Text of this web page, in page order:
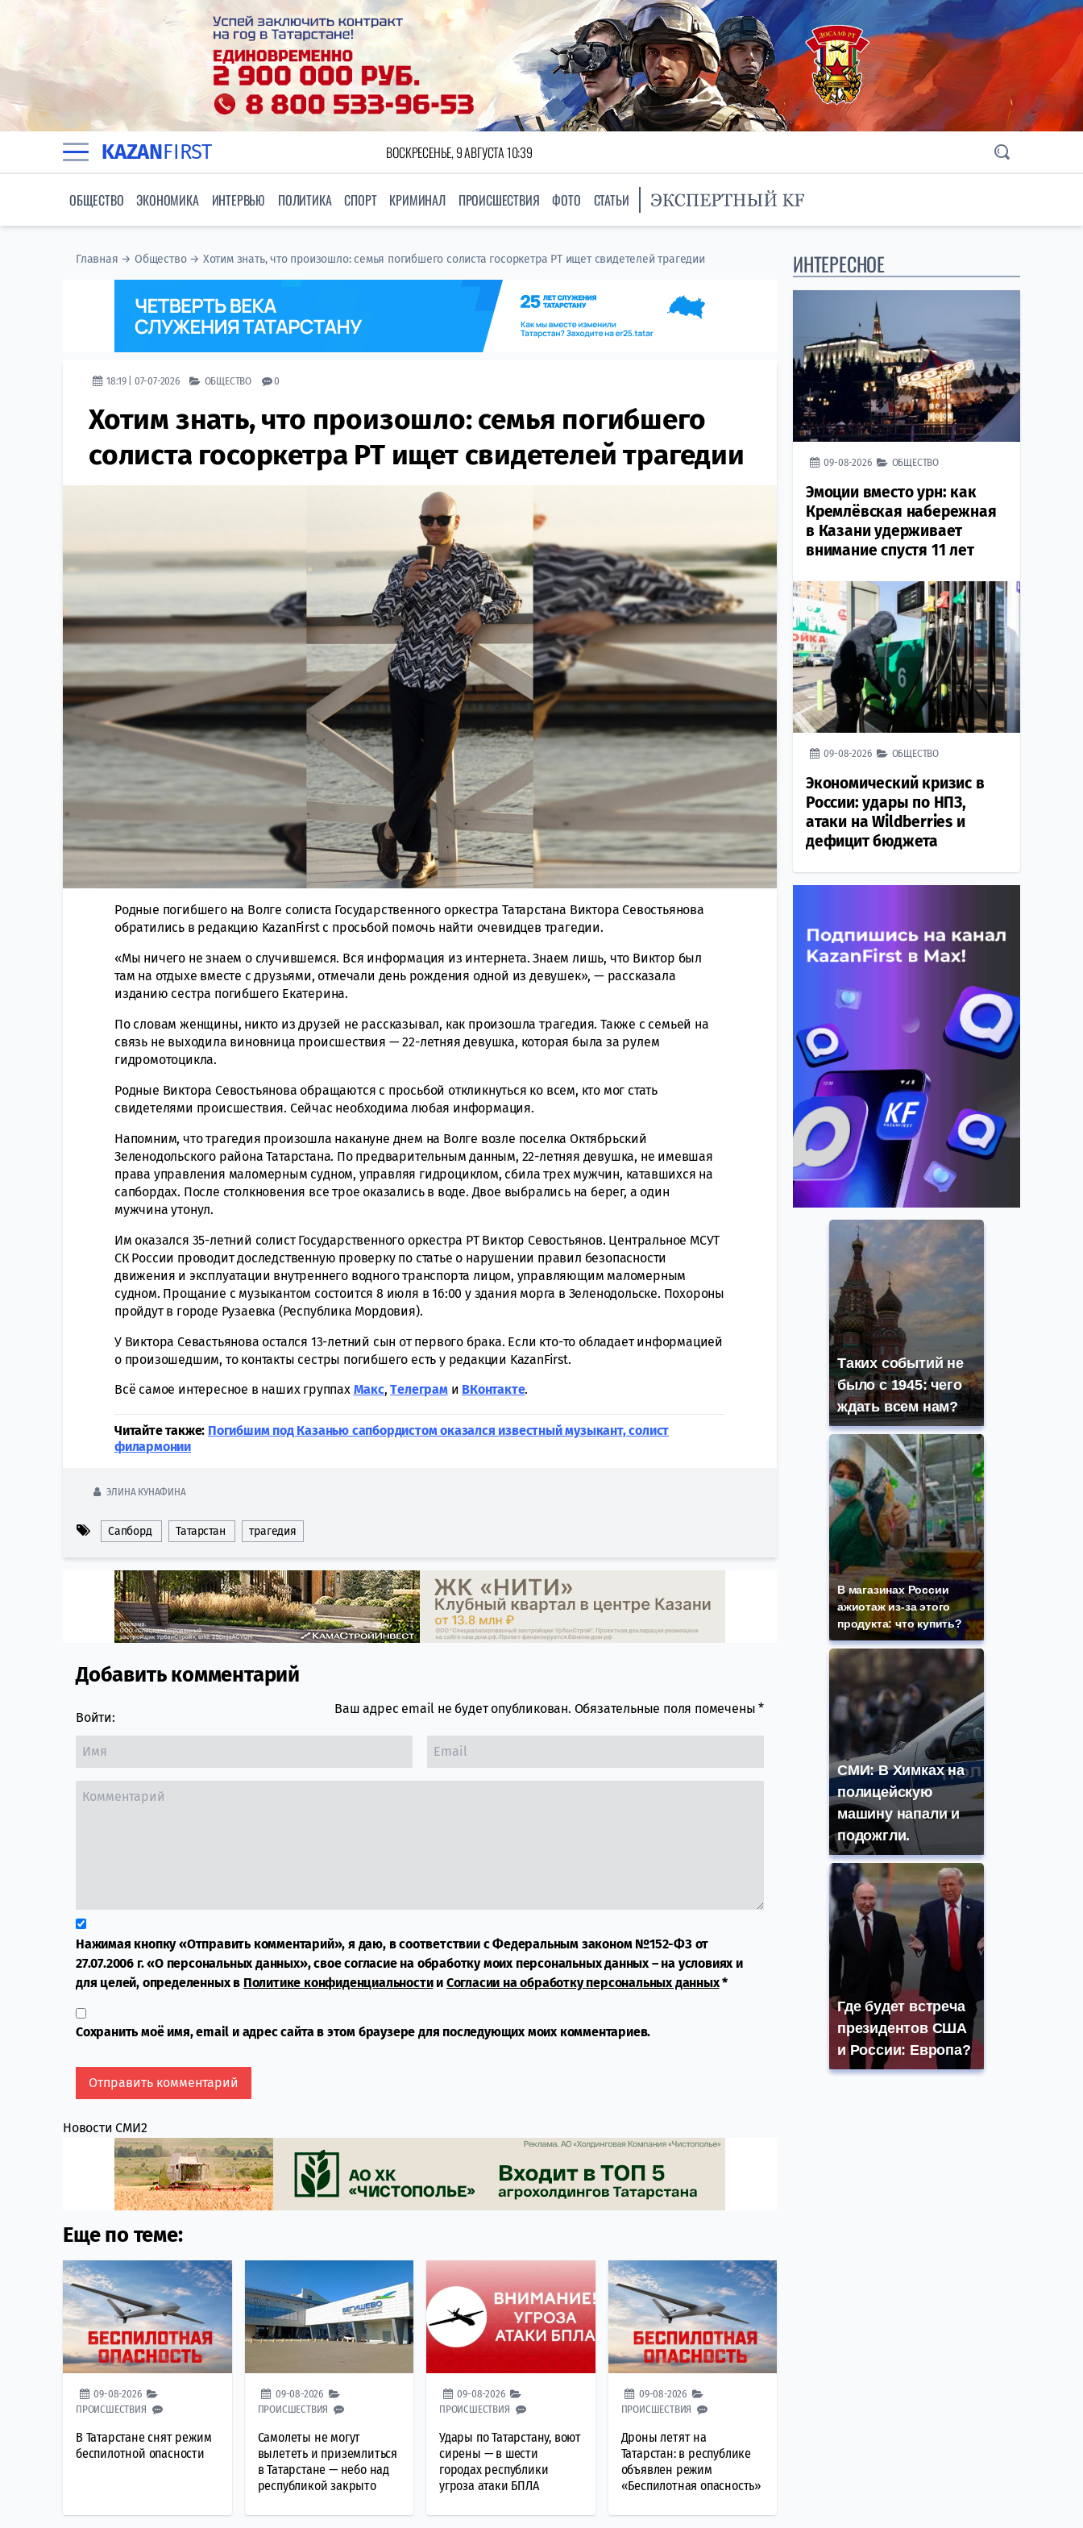
KAZANFIRST ВОСКРЕСЕНЬЕ, 9 АВГУСТА 10:39
ОБЩЕСТВО ЭКОНОМИКА ИНТЕРВЬЮ ПОЛИТИКА СПОРТ КРИМИНАЛ ПРОИСШЕСТВИЯ ФОТО СТАТЬИ
Главная →Общество→ Хотим знать, что произошло: семья погибшего солиста госоркетра РТ ищет свидетелей трагедии
18:19 | 07-07-2026 ОБЩЕСТВО 0
Хотим знать, что произошло: семья погибшего
солиста госоркетра РТ ищет свидетелей трагедии
Родные погибшего на Волге солиста Государственного оркестра Татарстана Виктора Севостьянова
обратились в редакцию KazanFirst с просьбой помочь найти очевидцев трагедии.
«Мы ничего не знаем о случившемся. Вся информация из интернета. Знаем лишь, что Виктор был
там на отдыхе вместе с друзьями, отмечали день рождения одной из девушек», — рассказала
изданию сестра погибшего Екатерина.
По словам женщины, никто из друзей не рассказывал, как произошла трагедия. Также с семьей на
связь не выходила виновница происшествия — 22-летняя девушка, которая была за рулем
гидромотоцикла.
Родные Виктора Севостьянова обращаются с просьбой откликнуться ко всем, кто мог стать
свидетелями происшествия. Сейчас необходима любая информация.
Напомним, что трагедия произошла накануне днем на Волге возле поселка Октябрьский
Зеленодольского района Татарстана. По предварительным данным, 22-летняя девушка, не имевшая
права управления маломерным судном, управляя гидроциклом, сбила трех мужчин, катавшихся на
сапбордах. После столкновения все трое оказались в воде. Двое выбрались на берег, а один
мужчина утонул.
Им оказался 35-летний солист Государственного оркестра РТ Виктор Севостьянов. Центральное МСУТ
СК России проводит доследственную проверку по статье о нарушении правил безопасности
движения и эксплуатации внутреннего водного транспорта лицом, управляющим маломерным
судном. Прощание с музыкантом состоится 8 июля в 16:00 у здания морга в Зеленодольске. Похороны
пройдут в городе Рузаевка (Республика Мордовия).
У Виктора Севастьянова остался 13-летний сын от первого брака. Если кто-то обладает информацией
о произошедшим, то контакты сестры погибшего есть у редакции KazanFirst.
Всё самое интересное в наших группах Макс,Tелеграми ВКонтакте.
Читайте также: Погибшим под Казанью сапбордистом оказался известный музыкант, солист
филармонии
ЭЛИНА КУНАФИНА
Сапборд Татарстан трагедия
Comment section
Добавить комментарий
Войти:
Ваш адрес email не будет опубликован. Обязательные поля помечены*
Нажимая кнопку «Отправить комментарий», я даю, в соответствии с Федеральным законом №152-ФЗ от
27.07.2006 г. «О персональных данных», свое согласие на обработку моих персональных данных – на условиях и
для целей, определенных в Политике конфиденциальностии Согласии на обработку персональных данных*
Сохранить моё имя, email и адрес сайта в этом браузере для последующих моих комментариев.
Новости СМИ2
Еще по теме:
09-08-2026
ПРОИСШЕСТВИЯ
В Татарстане снят режим
беспилотной опасности
09-08-2026
ПРОИСШЕСТВИЯ
Самолеты не могут
вылететь и приземлиться
в Татарстане — небо над
республикой закрыто
09-08-2026
ПРОИСШЕСТВИЯ
Удары по Татарстану, воют
сирены — в шести
городах республики
угроза атаки БПЛА
09-08-2026
ПРОИСШЕСТВИЯ
Дроны летят на
Татарстан: в республике
объявлен режим
«Беспилотная опасность»
ИНТЕРЕСНОЕ
09-08-2026 ОБЩЕСТВО
Эмоции вместо урн: как
Кремлёвская набережная
в Казани удерживает
внимание спустя 11 лет
09-08-2026 ОБЩЕСТВО
Экономический кризис в
России: удары по НПЗ,
атаки на Wildberries и
дефицит бюджета
Таких событий не
было с 1945: чего
ждать всем нам?
В магазинах России
ажиотаж из-за этого
продукта: что купить?
СМИ: В Химках на
полицейскую
машину напали и
подожгли.
Где будет встреча
президентов США
и России: Европа?